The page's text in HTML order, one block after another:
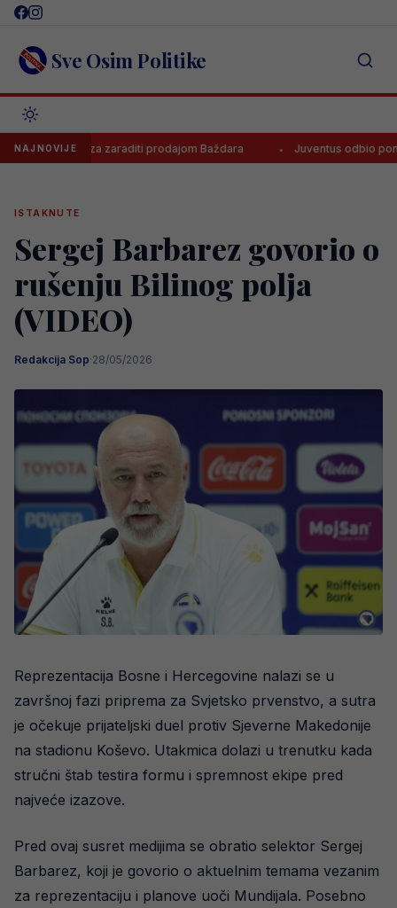
Skip
content Sve Osim Politike
NAJNOVIJE
zaraditi prodajom Baždara Juventus odbio ponudu za
ISTAKNUTE
Sergej Barbarez govorio o
rušenju Bilinog polja
(VIDEO)
Redakcija Sop·28/05/2026
Reprezentacija Bosne i Hercegovine nalazi se u
završnoj fazi priprema za Svjetsko prvenstvo, a sutra
je očekuje prijateljski duel protiv Sjeverne Makedonije
na stadionu Koševo. Utakmica dolazi u trenutku kada
stručni štab testira formu i spremnost ekipe pred
najveće izazove.
Pred ovaj susret medijima se obratio selektor Sergej
Barbarez, koji je govorio o aktuelnim temama vezanim
za reprezentaciju i planove uoči Mundijala. Posebno